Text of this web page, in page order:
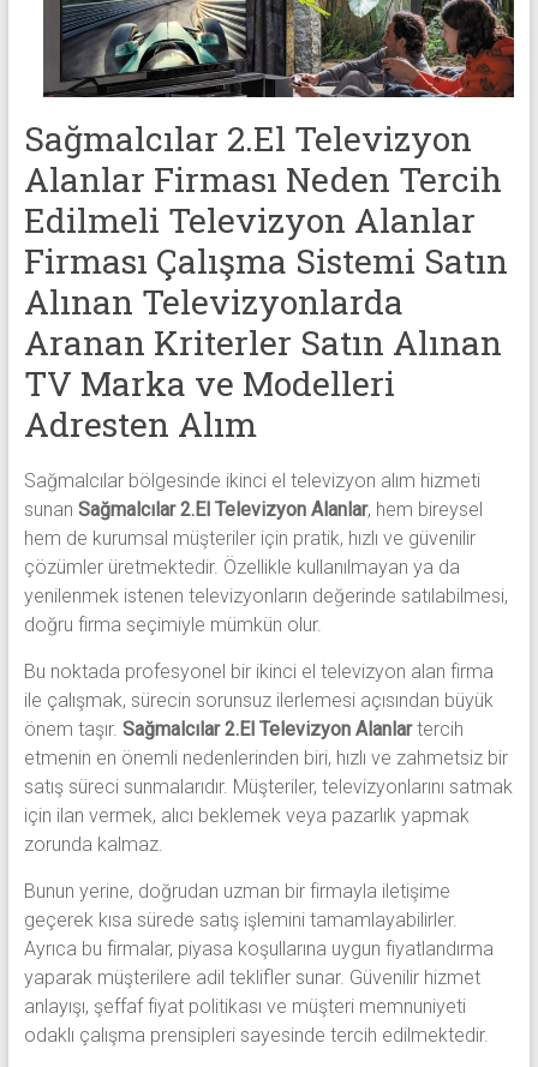
alanlar
adresten
yapıyor
Sağmalcılar 2.El Televizyon
Alanlar Firması Neden Tercih
Edilmeli Televizyon Alanlar
Firması Çalışma Sistemi Satın
Alınan Televizyonlarda
Aranan Kriterler Satın Alınan
TV Marka ve Modelleri
Adresten Alım
Sağmalcılar bölgesinde ikinci el televizyon alım hizmeti
sunan Sağmalcılar 2.El Televizyon Alanlar, hem bireysel
hem de kurumsal müşteriler için pratik, hızlı ve güvenilir
çözümler üretmektedir. Özellikle kullanılmayan ya da
yenilenmek istenen televizyonların değerinde satılabilmesi,
doğru firma seçimiyle mümkün olur.
Bu noktada profesyonel bir ikinci el televizyon alan firma
ile çalışmak, sürecin sorunsuz ilerlemesi açısından büyük
önem taşır. Sağmalcılar 2.El Televizyon Alanlartercih
etmenin en önemli nedenlerinden biri, hızlı ve zahmetsiz bir
satış süreci sunmalarıdır. Müşteriler, televizyonlarını satmak
için ilan vermek, alıcı beklemek veya pazarlık yapmak
zorunda kalmaz.
Bunun yerine, doğrudan uzman bir firmayla iletişime
geçerek kısa sürede satış işlemini tamamlayabilirler.
Ayrıca bu firmalar, piyasa koşullarına uygun fiyatlandırma
yaparak müşterilere adil teklifler sunar. Güvenilir hizmet
anlayışı, şeffaf fiyat politikası ve müşteri memnuniyeti
odaklı çalışma prensipleri sayesinde tercih edilmektedir.